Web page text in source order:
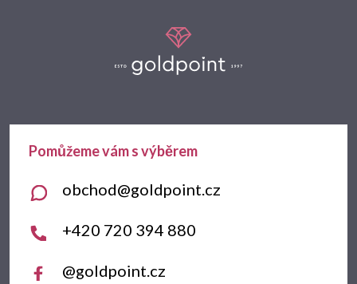
a
obchod@goldpoint.cz
+420 720 394 880
@goldpoint.cz